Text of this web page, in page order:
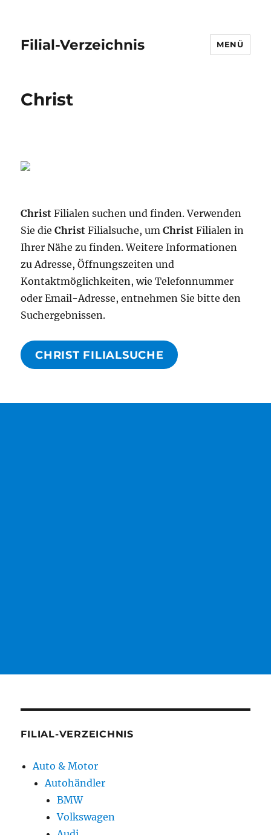
Filial-Verzeichnis MENÜ
Christ
Christ Filialen suchen und finden. Verwenden
Sie dieChrist Filialsuche, umChrist Filialen in
Ihrer Nähe zu finden. Weitere Informationen
zu Adresse, Öffnungszeiten und
Kontaktmöglichkeiten, wie Telefonnummer
oder Email-Adresse, entnehmen Sie bitte den
Suchergebnissen.
CHRIST FILIALSUCHE
FILIAL-VERZEICHNIS
Auto & Motor
Autohändler
BMW
Volkswagen